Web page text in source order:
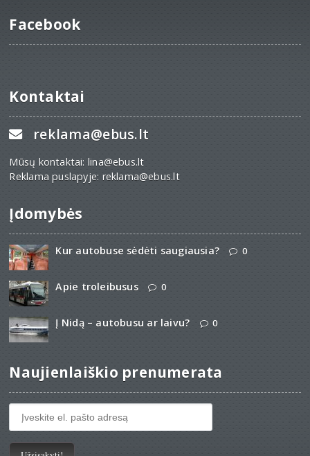
Facebook
Kontaktai
reklama@ebus.lt
Mūsų kontaktai: lina@ebus.lt
Reklama puslapyje: reklama@ebus.lt
Įdomybės
Kur autobuse sėdėti saugiausia? 0
Apie troleibusus 0
Į Nidą – autobusu ar laivu? 0
Naujienlaiškio prenumerata